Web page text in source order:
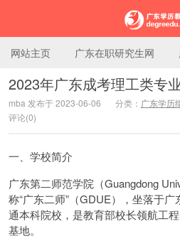
广东学历教
网站主页 广东在职研究生网
2023年广东成考理工类专
mba 发布于 2023-06-06 分类： 广东学历
评论(0)
一、学校简介
广东第二师范学院（Guangdong
称“广东二师”（GDUE），坐落于
通本科院校，是教育部校长领航工
基地。